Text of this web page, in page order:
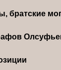
братские